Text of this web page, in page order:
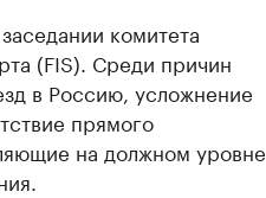
комитета
(FIS). Среди причин
в Россию, усложнение
прямого
на должном уровне